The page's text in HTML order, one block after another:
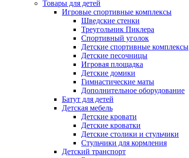
Товары для детей
Игровые спортивные комплексы
Шведские стенки
Треугольник Пиклера
Спортивный уголок
Детские спортивные комплексы
Детские песочницы
Игровая площадка
Детские домики
Гимнастические маты
Дополнительное оборудование
Батут для детей
Детская мебель
Детские кровати
Детские кроватки
Детские столики и стульчики
Стульчики для кормления
Детский транспорт